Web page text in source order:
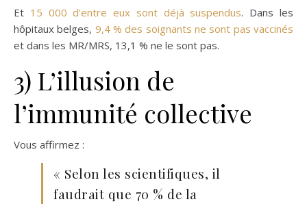
Et 15 000 d’entre eux sont déjà suspendus. Dans les
hôpitaux belges, 9,4 % des soignants ne sont pas vaccinés
et dans les MR/MRS, 13,1 % ne le sont pas.
3) L’illusion de
l’immunité collective
Vous affirmez :
« Selon les scientifiques, il
faudrait que 70 % de la